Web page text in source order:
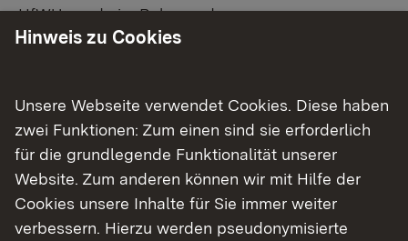
HfWU wurde im Rahmen der
Kooperationsvereinbarung zwischen der HfWU
Württemberg (MLR) gemeinsam konzipiert.
Studiengang PferdewirtschaftPLUSheißt, dass
das Bachelorstudium Pferdewirtschaft an der
HfWU und die Berufsausbildung Pferdewirt
gleichzeitig absolviert werden.​​
Hinweis zu Cookies
Unsere Webseite verwendet Cookies. Diese haben
zwei Funktionen: Zum einen sind sie erforderlich
für die grundlegende Funktionalität unserer
Website. Zum anderen können wir mit Hilfe der
Cookies unsere Inhalte für Sie immer weiter
verbessern. Hierzu werden pseudonymisierte